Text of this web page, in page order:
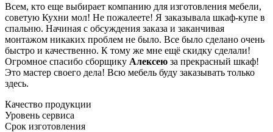
Всем, кто еще выбирает компанию для изготовления мебели,
советую Кухни мол! Не пожалеете! Я заказывала шкаф-купе в
спальню. Начиная с обсуждения заказа и заканчивая
монтажом никаких проблем не было. Все было сделано очень
быстро и качественно. К тому же мне ещё скидку сделали!
Огромное спасибо сборщику Алексею за прекрасный шкаф!
Это мастер своего дела! Всю мебель буду заказывать только
здесь.
Качество продукции
Уровень сервиса
Срок изготовления